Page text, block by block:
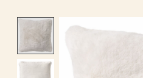
Product image